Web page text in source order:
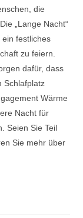
die
„Lange Nacht“
festliches
zu feiern.
dafür, dass
Schlafplatz
Wärme
Nacht für
Seien Sie Teil
Sie mehr über